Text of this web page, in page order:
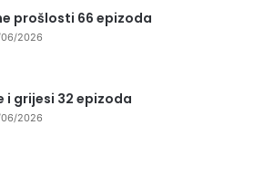
prošlosti 66 epizoda
2026
i grijesi 32 epizoda
2026